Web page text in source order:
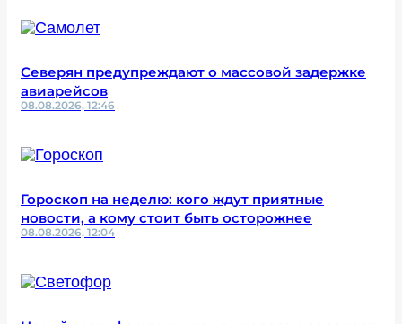
Северян предупреждают о массовой задержке
авиарейсов
08.08.2026, 12:46
Гороскоп на неделю: кого ждут приятные
новости, а кому стоит быть осторожнее
08.08.2026, 12:04